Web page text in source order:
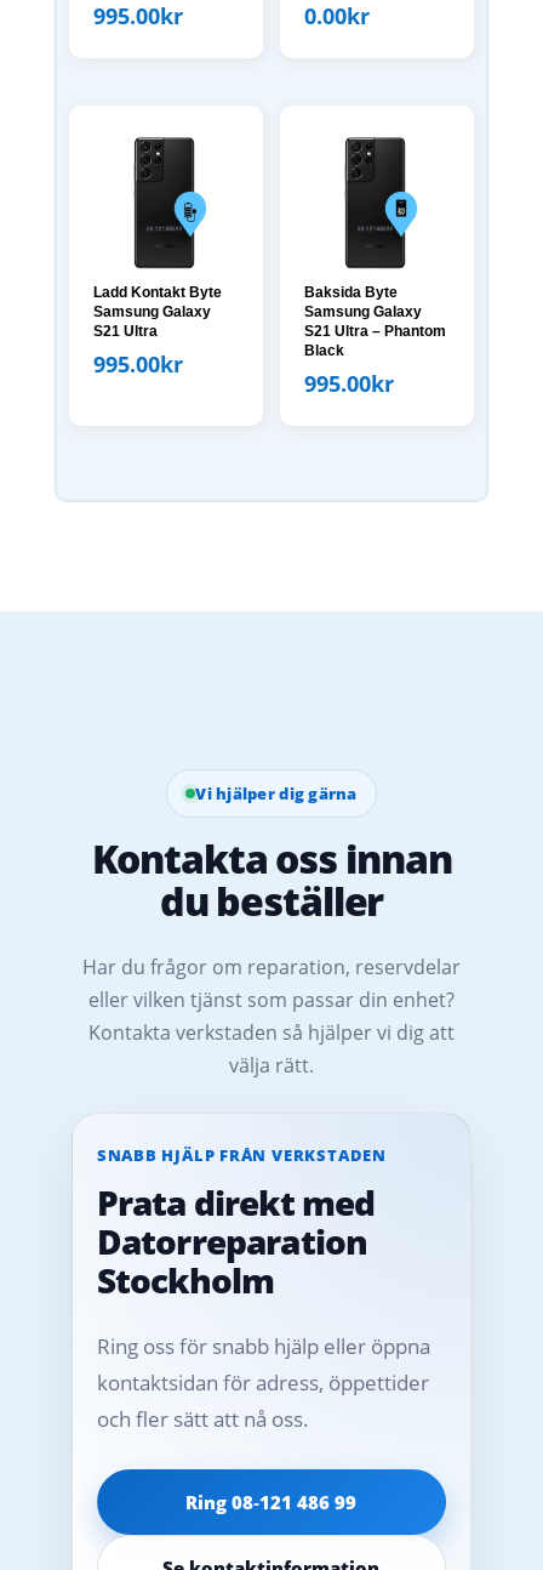
995.00kr 0.00kr
Ladd Kontakt Byte
Samsung Galaxy
S21 Ultra
995.00kr
Baksida Byte
Samsung Galaxy
S21 Ultra – Phantom
Black
995.00kr
Vi hjälper dig gärna
Kontakta oss innan
du beställer
Har du frågor om reparation, reservdelar
eller vilken tjänst som passar din enhet?
Kontakta verkstaden så hjälper vi dig att
välja rätt.
SNABB HJÄLP FRÅN VERKSTADEN
Prata direkt med
Datorreparation
Stockholm
Ring oss för snabb hjälp eller öppna
kontaktsidan för adress, öppettider
och fler sätt att nå oss.
Ring 08‑121 486 99